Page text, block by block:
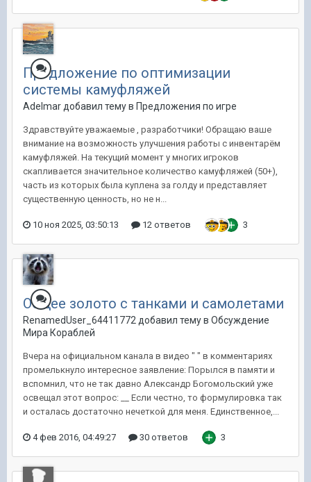
Предложение по оптимизации
системы камуфляжей
Adelmar добавил тему в Предложения по игре
Здравствуйте уважаемые , разработчики! Обращаю ваше
внимание на возможность улучшения работы с инвентарём
камуфляжей. На текущий момент у многих игроков
скапливается значительное количество камуфляжей (50+),
часть из которых была куплена за голду и представляет
существенную ценность, но не н...
10 ноя 2025, 03:50:13 12 ответов 3
Общее золото с танками и самолетами
RenamedUser_64411772 добавил тему в Обсуждение
Мира Кораблей
Вчера на официальном канала в видео " " в комментариях
промелькнуло интересное заявление: Порылся в памяти и
вспомнил, что не так давно Александр Богомольский уже
освещал этот вопрос: __ Если честно, то формулировка так
и осталась достаточно нечеткой для меня. Единственное,...
4 фев 2016, 04:49:27 30 ответов 3